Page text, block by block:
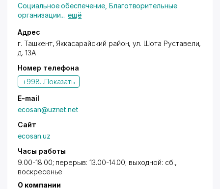
Социальное обеспечение, Благотворительные
организации... ещё
Адрес
г. Ташкент, Яккасарайский район,ул. Шота Руставели,
д. 13А
Номер телефона
+998...Показать
E-mail
ecosan@uznet.net
Сайт
ecosan.uz
Часы работы
9.00-18.00; перерыв: 13.00-14.00; выходной: сб.,
воскресенье
О компании